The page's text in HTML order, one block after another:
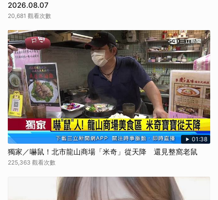
2026.08.07
20,681 觀看次數
01:38
獨家／嚇鼠！北市龍山商場「米奇」從天降 還見整窩老鼠
225,363 觀看次數